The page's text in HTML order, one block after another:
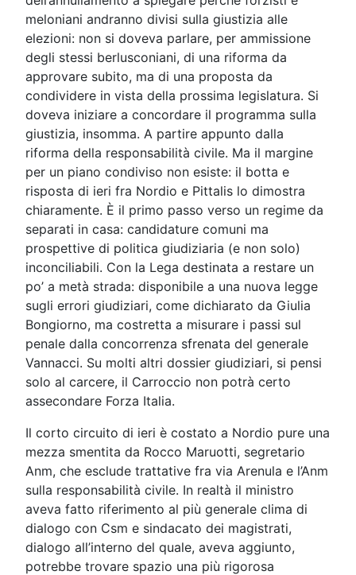
meloniani andranno divisi sulla giustizia alle
elezioni: non si doveva parlare, per ammissione
degli stessi berlusconiani, di una riforma da
approvare subito, ma di una proposta da
condividere in vista della prossima legislatura. Si
doveva iniziare a concordare il programma sulla
giustizia, insomma. A partire appunto dalla
riforma della responsabilità civile. Ma il margine
per un piano condiviso non esiste: il botta e
risposta di ieri fra Nordio e Pittalis lo dimostra
chiaramente. È il primo passo verso un regime da
separati in casa: candidature comuni ma
prospettive di politica giudiziaria (e non solo)
inconciliabili. Con la Lega destinata a restare un
po’ a metà strada: disponibile a una nuova legge
sugli errori giudiziari, come dichiarato da Giulia
Bongiorno, ma costretta a misurare i passi sul
penale dalla concorrenza sfrenata del generale
Vannacci. Su molti altri dossier giudiziari, si pensi
solo al carcere, il Carroccio non potrà certo
assecondare Forza Italia.
Il corto circuito di ieri è costato a Nordio pure una
mezza smentita da Rocco Maruotti, segretario
Anm, che esclude trattative fra via Arenula e l’Anm
sulla responsabilità civile. In realtà il ministro
aveva fatto riferimento al più generale clima di
dialogo con Csm e sindacato dei magistrati,
dialogo all’interno del quale, aveva aggiunto,
potrebbe trovare spazio una più rigorosa